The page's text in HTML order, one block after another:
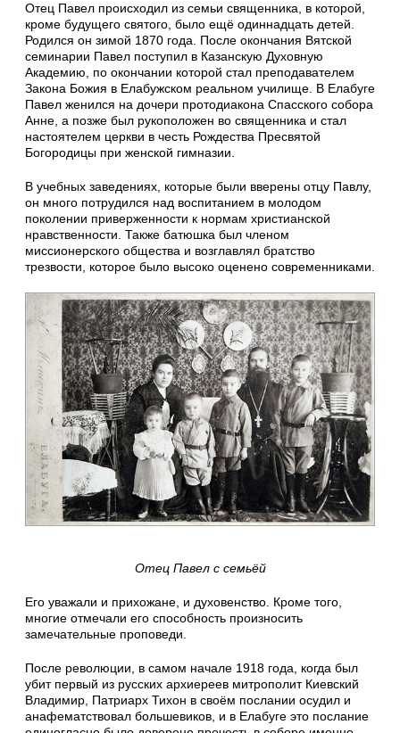
Отец Павел происходил из семьи священника, в которой,
кроме будущего святого, было ещё одиннадцать детей.
Родился он зимой 1870 года. После окончания Вятской
семинарии Павел поступил в Казанскую Духовную
Академию, по окончании которой стал преподавателем
Закона Божия в Елабужском реальном училище. В Елабуге
Павел женился на дочери протодиакона Спасского собора
Анне, а позже был рукоположен во священника и стал
настоятелем церкви в честь Рождества Пресвятой
Богородицы при женской гимназии.
В учебных заведениях, которые были вверены отцу Павлу,
он много потрудился над воспитанием в молодом
поколении приверженности к нормам христианской
нравственности. Также батюшка был членом
миссионерского общества и возглавлял братство
трезвости, которое было высоко оценено современниками.
Отец Павел с семьёй
Его уважали и прихожане, и духовенство. Кроме того,
многие отмечали его способность произносить
замечательные проповеди.
После революции, в самом начале 1918 года, когда был
убит первый из русских архиереев митрополит Киевский
Владимир, Патриарх Тихон в своём послании осудил и
анафематствовал большевиков, и в Елабуге это послание